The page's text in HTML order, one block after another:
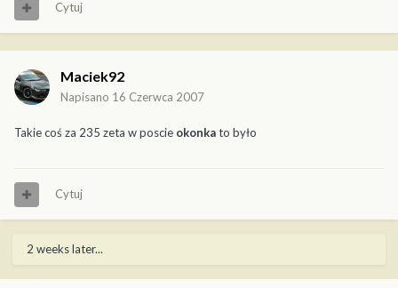
Cytuj
Maciek92
Napisano 16 Czerwca 2007
Takie coś za 235 zeta w poscie okonkato było
Cytuj
2 weeks later...